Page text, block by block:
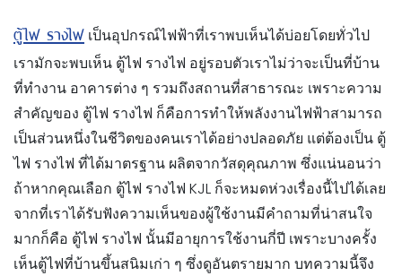
ตู้ไฟ รางไฟ เป็นอุปกรณ์ไฟฟ้าที่เราพบเห็นได้บ่อยโดยทั่วไป
เรามักจะพบเห็น ตู้ไฟ รางไฟ อยู่รอบตัวเราไม่ว่าจะเป็นที่บ้าน
ที่ทำงาน อาคารต่าง ๆ รวมถึงสถานที่สาธารณะ เพราะความ
สำคัญของ ตู้ไฟ รางไฟ ก็คือการทำให้พลังงานไฟฟ้าสามารถ
เป็นส่วนหนึ่งในชีวิตของคนเราได้อย่างปลอดภัย แต่ต้องเป็น ตู้
ไฟ รางไฟ ที่ได้มาตรฐาน ผลิตจากวัสดุคุณภาพ ซึ่งแน่นอนว่า
ถ้าหากคุณเลือก ตู้ไฟ รางไฟ KJL ก็จะหมดห่วงเรื่องนี้ไปได้เลย
จากที่เราได้รับฟังความเห็นของผู้ใช้งานมีคำถามที่น่าสนใจ
มากก็คือ ตู้ไฟ รางไฟ นั้นมีอายุการใช้งานกี่ปี เพราะบางครั้ง
เห็นตู้ไฟที่บ้านขึ้นสนิมเก่า ๆ ซึ่งดูอันตรายมาก บทความนี้จึง